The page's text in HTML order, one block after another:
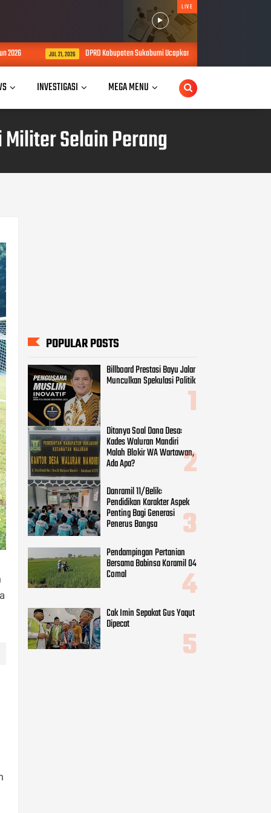
LIVE
JUL 21, 2026 DPRD Kabupaten Sukabumi Ucapkan Selamat Hari Nelayan Ciwaru
INVESTIGASI MEGA MENU
Selain Perang
Danramil 11/Belik:
Pendidikan Karakter Aspek
Penting Bagi Generasi
Penerus Bangsa
Bersama Babinsa Koramil 04
Comal
Cak Imin Sepakat Gus Yaqut
Dipecat